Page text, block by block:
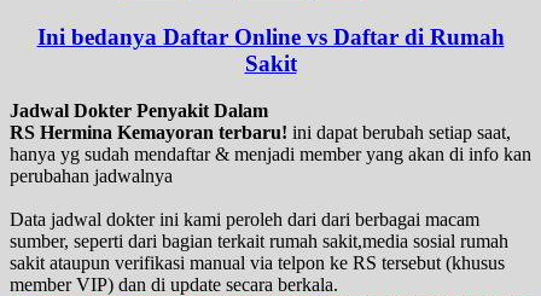
Ini bedanya Daftar Online vs Daftar di Rumah
Sakit
Jadwal Dokter Penyakit Dalam
RS Hermina Kemayoran terbaru! ini dapat berubah setiap saat,
hanya yg sudah mendaftar & menjadi member yang akan di info kan
perubahan jadwalnya
Data jadwal dokter ini kami peroleh dari dari berbagai macam
sumber, seperti dari bagian terkait rumah sakit,media sosial rumah
sakit ataupun verifikasi manual via telpon ke RS tersebut (khusus
member VIP) dan di update secara berkala.